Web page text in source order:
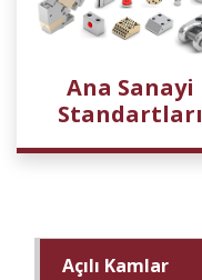
Ana Sanayi
Standartları
Açılı Kamlar